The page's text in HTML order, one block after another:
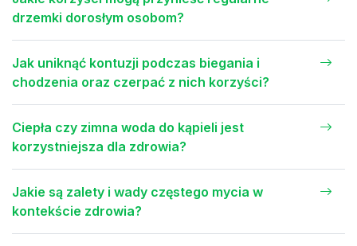
drzemki dorosłym osobom?
Jak uniknąć kontuzji podczas biegania i
chodzenia oraz czerpać z nich korzyści?
Ciepła czy zimna woda do kąpieli jest
korzystniejsza dla zdrowia?
Jakie są zalety i wady częstego mycia w
kontekście zdrowia?